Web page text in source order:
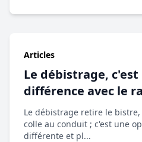
Articles
Le débistrage, c'est
différence avec le
Le débistrage retire le
colle au conduit ; c'est une
différente et pl...